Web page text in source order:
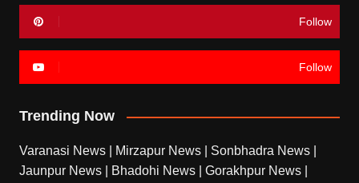
Follow
Follow
Trending Now
Varanasi News Mirzapur News Sonbhadra News
Jaunpur News
Bhadohi News Gorakhpur News